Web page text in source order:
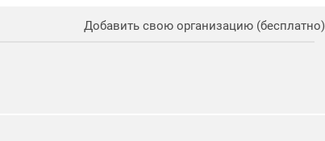
Добавить свою организацию (бесплатно)